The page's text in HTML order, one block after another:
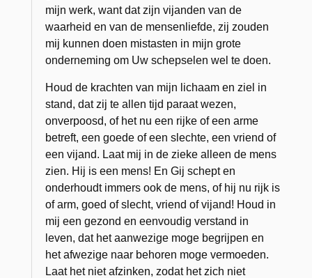
mijn werk, want dat zijn vijanden van de
waarheid en van de mensenliefde, zij zouden
mij kunnen doen mistasten in mijn grote
onderneming om Uw schepselen wel te doen.
Houd de krachten van mijn lichaam en ziel in
stand, dat zij te allen tijd paraat wezen,
onverpoosd, of het nu een rijke of een arme
betreft, een goede of een slechte, een vriend of
een vijand. Laat mij in de zieke alleen de mens
zien. Hij is een mens! En Gij schept en
onderhoudt immers ook de mens, of hij nu rijk is
of arm, goed of slecht, vriend of vijand! Houd in
mij een gezond en eenvoudig verstand in
leven, dat het aanwezige moge begrijpen en
het afwezige naar behoren moge vermoeden.
Laat het niet afzinken, zodat het zich niet